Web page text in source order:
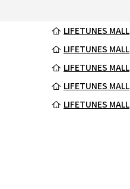
LIFETUNES MALL
LIFETUNES MALL
LIFETUNES MALL
LIFETUNES MALL
LIFETUNES MALL